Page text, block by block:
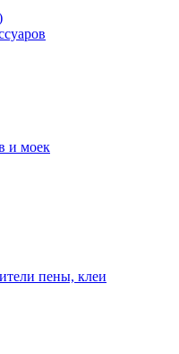
и моек
пены, клеи